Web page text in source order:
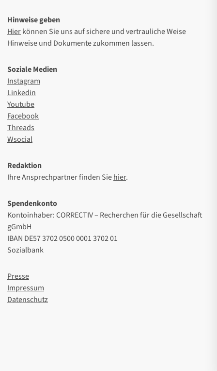
Hinweise geben
Hierkönnen Sie uns auf sichere und vertrauliche Weise
Hinweise und Dokumente zukommen lassen.
Soziale Medien
Instagram
Linkedin
Youtube
Facebook
Threads
Wsocial
Redaktion
Ihre Ansprechpartner finden Siehier.
Spendenkonto
Kontoinhaber: CORRECTIV – Recherchen für die Gesellschaft
gGmbH
IBAN DE57 3702 0500 0001 3702 01
Sozialbank
Presse
Impressum
Datenschutz